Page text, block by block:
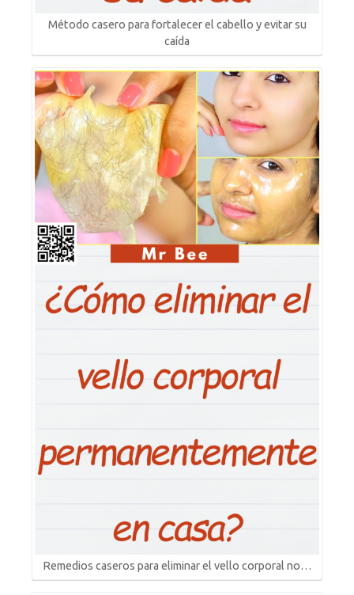
Método casero para fortalecer el cabello y evitar su
caída
Remedios caseros para eliminar el vello corporal no…